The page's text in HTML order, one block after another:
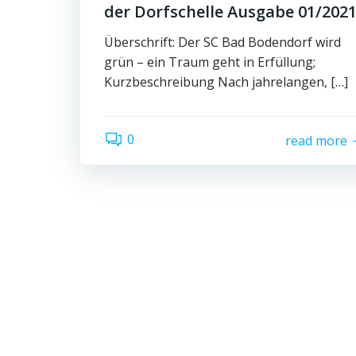
der Dorfschelle Ausgabe 01/2021
Überschrift: Der SC Bad Bodendorf wird
grün – ein Traum geht in Erfüllung;
Kurzbeschreibung Nach jahrelangen, […]
0 read more